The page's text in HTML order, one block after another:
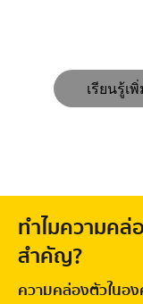
เรียนรู้เ
ทำไมความคล่
สำคัญ?
ความคล่องตัวในอง